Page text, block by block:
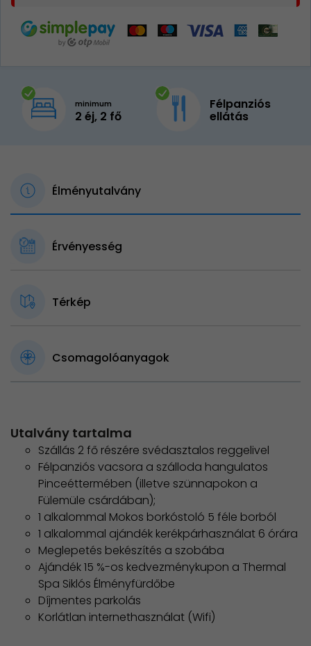
minimum
2 éj, 2 fő
Félpanziós
ellátás
Élményutalvány
Érvényesség
Térkép
Csomagolóanyagok
Utalvány tartalma
Szállás 2 fő részére svédasztalos reggelivel
Félpanziós vacsora a szálloda hangulatos
Pinceéttermében (illetve szünnapokon a
Fülemüle csárdában);
1 alkalommal Mokos borkóstoló 5 féle borból
1 alkalommal ajándék kerékpárhasználat 6 órára
Meglepetés bekészítés a szobába
Ajándék 15 %-os kedvezménykupon a Thermal
Spa Siklós Élményfürdőbe
Díjmentes parkolás
Korlátlan internethasználat (Wifi)